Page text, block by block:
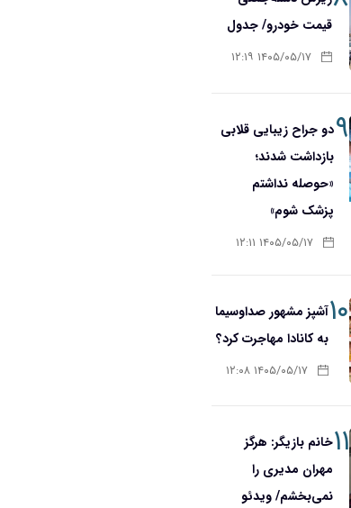
قیمت خودرو/ جدول
۱۴۰۵/۰۵/۱۷ ۱۲:۱۹
۹دو جراح زیبایی قلابی
بازداشت شدند؛
«حوصله نداشتم
پزشک شوم»
۱۴۰۵/۰۵/۱۷ ۱۲:۱۱
۱۰آشپز مشهور صداوسیما
به کانادا مهاجرت کرد؟
۱۴۰۵/۰۵/۱۷ ۱۲:۰۸
۱۱خانم بازیگر: هرگز
مهران مدیری را
نمی‌بخشم/ ویدئو